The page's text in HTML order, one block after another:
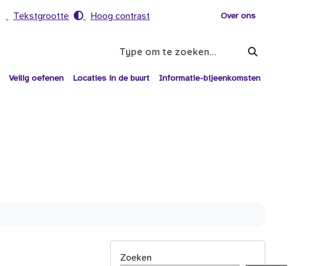
Tekstgrootte Hoog contrast Over ons
Search
Veilig oefenen Locaties in de buurt Informatie-bijeenkomsten
Zoeken